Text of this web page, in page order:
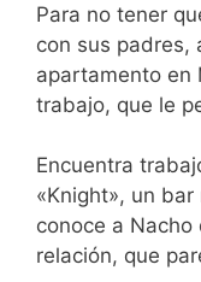
Para no tener
con sus padres,
apartamento en
trabajo, que le
Encuentra
«Knight», un
conoce a Nacho
relación, que